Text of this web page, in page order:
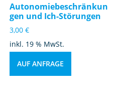
Autonomiebeschränkun
gen und Ich-Störungen
3,00€
inkl. 19 % MwSt.
AUF ANFRAGE